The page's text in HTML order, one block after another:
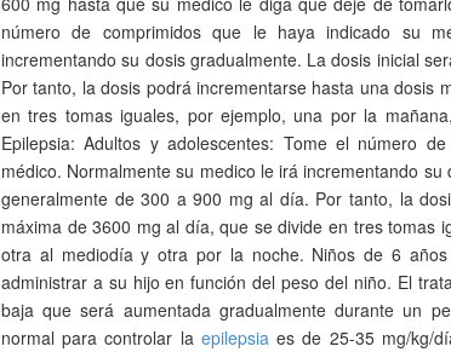
número de comprimidos que le haya indicado su
incrementando su dosis gradualmente. La dosis inicial
Por tanto, la dosis podrá incrementarse hasta una dosis
en tres tomas iguales, por ejemplo, una por la
Epilepsia: Adultos y adolescentes: Tome el número
médico. Normalmente su medico le irá incrementando
generalmente de 300 a 900 mg al día. Por tanto, la
máxima de 3600 mg al día, que se divide en tres tomas
otra al mediodía y otra por la noche. Niños de 6
administrar a su hijo en función del peso del niño. El
baja que será aumentada gradualmente durante un
normal para controlar la epilepsiaes de 25-35 mg/kg/